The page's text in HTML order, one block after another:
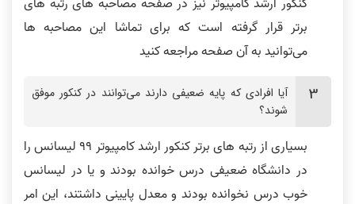
برتر قرار گرفته است که برای تماشا این مصاحبه ها
می‌توانید به آن صفحه مراجعه کنید
آیا افرادی که پایه ضعیفی دارند می‌توانند در کنکور موفق
شوند؟
بسیاری از رتبه های برتر کنکور ارشد کامپیوتر 99 لیسانس را
در دانشگاه ضعیفی درس خوانده بودند و یا در لیسانس
خوب درس نخوانده بودند و معدل پایینی داشتند، این امر